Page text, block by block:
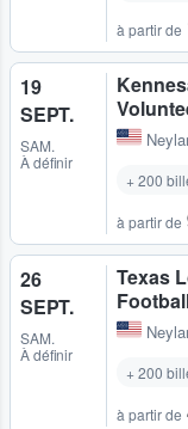
à partir de
19
SEPT.
SAM.
À définir
+ 200
à partir de
26
SEPT.
SAM.
À définir
Texas
+ 200
à partir de